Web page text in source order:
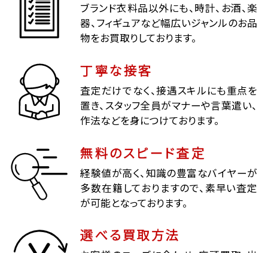
ブランド衣料品以外にも、時計、お酒、楽
器、フィギュアなど幅広いジャンルのお品
物をお買取りしております。
丁寧な接客
査定だけでなく、接遇スキルにも重点を
置き、スタッフ全員がマナーや言葉遣い、
作法などを身につけております。
無料のスピード査定
経験値が高く、知識の豊富なバイヤーが
多数在籍しておりますので、素早い査定
が可能となっております。
選べる買取方法